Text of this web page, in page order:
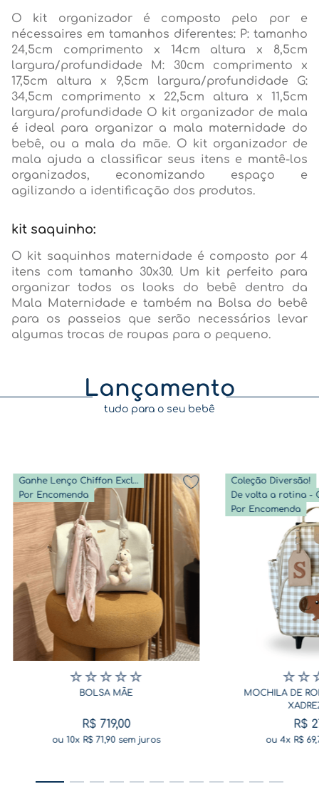
O kit organizador é composto pelo por e
nécessaires em tamanhos diferentes: P: tamanho
24,5cm comprimento x 14cm altura x 8,5cm
largura/profundidade M: 30cm comprimento x
17,5cm altura x 9,5cm largura/profundidade G:
34,5cm comprimento x 22,5cm altura x 11,5cm
largura/profundidade O kit organizador de mala
é ideal para organizar a mala maternidade do
bebê, ou a mala da mãe. O kit organizador de
mala ajuda a classificar seus itens e mantê-los
organizados, economizando espaço e
agilizando a identificação dos produtos.
kit saquinho:
O kit saquinhos maternidade é composto por 4
itens com tamanho 30x30. Um kit perfeito para
organizar todos os looks do bebê dentro da
Mala Maternidade e também na Bolsa do bebê
para os passeios que serão necessários levar
algumas trocas de roupas para o pequeno.
Lançamento
tudo para o seu bebê
Ganhe Lenço Chiffon Exclusivo
Por Encomenda
☆☆☆☆☆
BOLSA MÃE
R$ 719,00
ou10x R$ 71,90sem juros
Coleção Diversão!
Por Encomenda
☆☆
MOCHILA DE
R$
ou 4x R$ 69,